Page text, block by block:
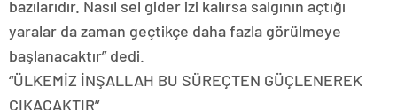
bazılarıdır. Nasıl sel gider izi kalırsa salgının açtığı
yaralar da zaman geçtikçe daha fazla görülmeye
başlanacaktır” dedi.
“ÜLKEMİZ İNŞALLAH BU SÜREÇTEN GÜÇLENEREK
ÇIKACAKTIR”